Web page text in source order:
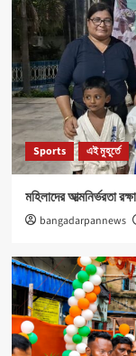
Sports এই মুহূর্তে
মহিলাদের আত্মনির্ভরতা
bangadarpannews